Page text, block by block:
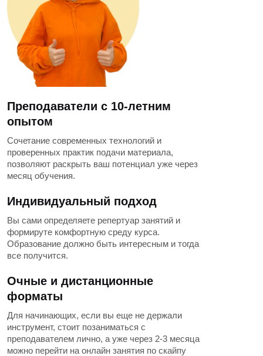
Преподаватели с 10-летним
опытом
Сочетание современных технологий и
проверенных практик подачи материала,
позволяют раскрыть ваш потенциал уже через
месяц обучения.
Индивидуальный подход
Вы сами определяете репертуар занятий и
формируте комфортную среду курса.
Образование должно быть интересным и тогда
все получится.
Очные и дистанционные
форматы
Для начинающих, если вы еще не держали
инструмент, стоит позаниматься с
преподавателем лично, а уже через 2-3 месяца
можно перейти на онлайн занятия по скайпу